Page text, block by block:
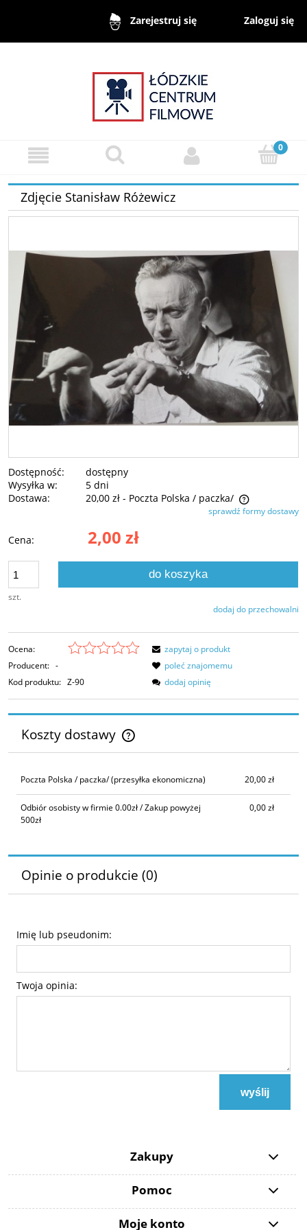
Zarejestruj się Zaloguj się
Zdjęcie Stanisław Różewicz
Dostępność:
dostępny
Wysyłka w:
5 dni
Dostawa:
20,00 zł - Poczta Polska / paczka/
Cena nie zawiera ewentualnych kosztów płatnościsprawdź formy dostawy
Cena: 2,00 zł
szt.
do koszyka
dodaj do przechowalni
Ocena:
Producent: -
Kod produktu: Z-90
zapytaj o produkt
poleć znajomemu
dodaj opinię
Koszty dostawy
Cena nie zawiera ewentualnych kosztów płatności
Poczta Polska / paczka/(przesyłka ekonomiczna) 20,00 zł
Odbiór osobisty w firmie 0.00zł / Zakup powyżej
500zł
0,00 zł
Opinie o produkcie (0)
Imię lub pseudonim:
Twoja opinia:
wyślij
Zakupy
Pomoc
Moje konto